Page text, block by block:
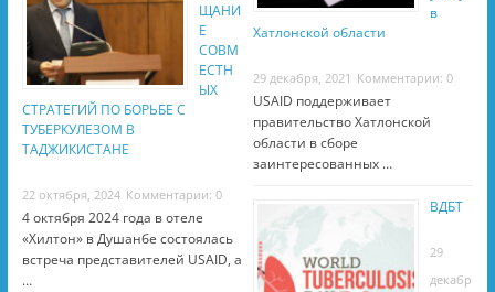
ЩАНИ
Е
СОВМ
ЕСТН
ЫХ
СТРАТЕГИЙ ПО БОРЬБЕ С
ТУБЕРКУЛЕЗОМ В
ТАДЖИКИСТАНЕ
22 октября, 2024 Комментарии: 0
4 октября 2024 года в отеле
«Хилтон» в Душанбе состоялась
встреча представителей USAID, а
…
в
Хатлонской области
29 декабря, 2021 Комментарии: 0
USAID поддерживает
правительство Хатлонской
области в сборе
заинтересованных …
ВДБТ
29
декабр